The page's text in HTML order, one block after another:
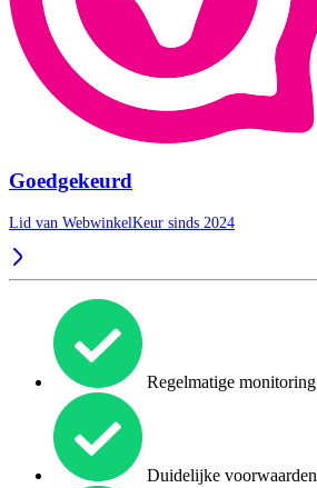
Goedgekeurd
Lid van WebwinkelKeur sinds 2024
Regelmatige monitoring
Duidelijke voorwaarden